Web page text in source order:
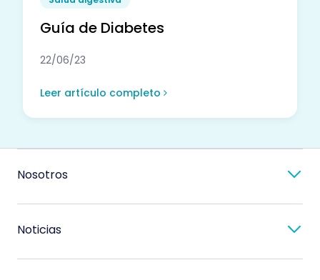
Guía de Diabetes
22/06/23
Leer artículo completo
Nosotros
Noticias